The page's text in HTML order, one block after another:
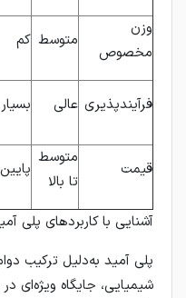
وزن
مخصوص
متوسط کم
فرآیندپذیری عالی
قیمت
متوسط
تا بالا
پایین
آشنایی با کاربردهای پلی
پلی آمید به‌دلیل ترکیب
شیمیایی، جایگاه ویژه‌ای